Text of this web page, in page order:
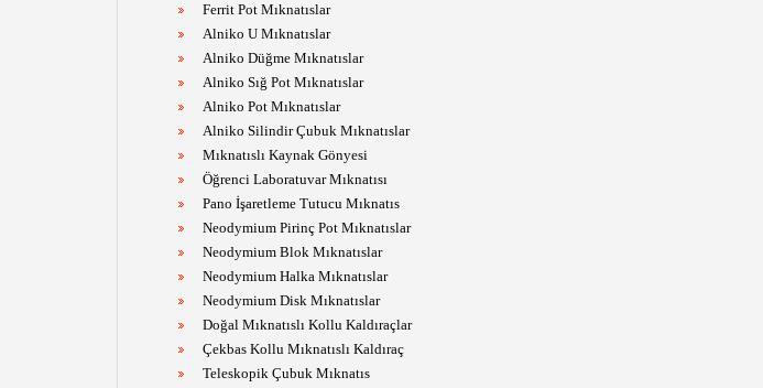
Ferrit Pot Mıknatıslar
Alniko U Mıknatıslar
Alniko Düğme Mıknatıslar
Alniko Sığ Pot Mıknatıslar
Alniko Pot Mıknatıslar
Alniko Silindir Çubuk Mıknatıslar
Mıknatıslı Kaynak Gönyesi
Öğrenci Laboratuvar Mıknatısı
Pano İşaretleme Tutucu Mıknatıs
Neodymium Pirinç Pot Mıknatıslar
Neodymium Blok Mıknatıslar
Neodymium Halka Mıknatıslar
Neodymium Disk Mıknatıslar
Doğal Mıknatıslı Kollu Kaldıraçlar
Çekbas Kollu Mıknatıslı Kaldıraç
Teleskopik Çubuk Mıknatıs